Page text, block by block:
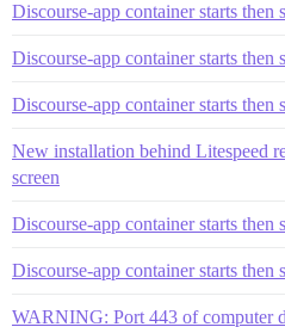
Discourse-app container starts then
Discourse-app container starts then
Discourse-app container starts then
New installation behind Litespeed
screen
Discourse-app container starts then
Discourse-app container starts then
WARNING: Port 443 of computer